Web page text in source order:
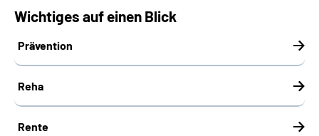
Wichtiges auf einen Blick
Prävention
Reha
Rente